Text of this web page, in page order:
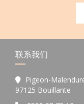
联系我们
Pigeon-
97125 Bouillante